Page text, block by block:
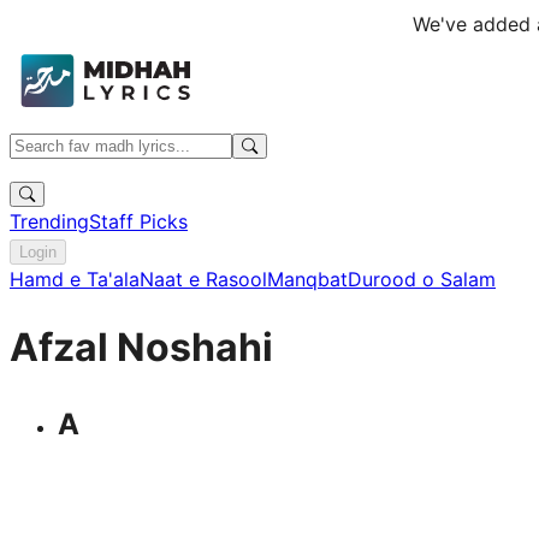
We've
TrendingStaff Picks
Login
Hamd e Ta'alaNaat e RasoolManqbatDurood o Salam
Afzal Noshahi
A